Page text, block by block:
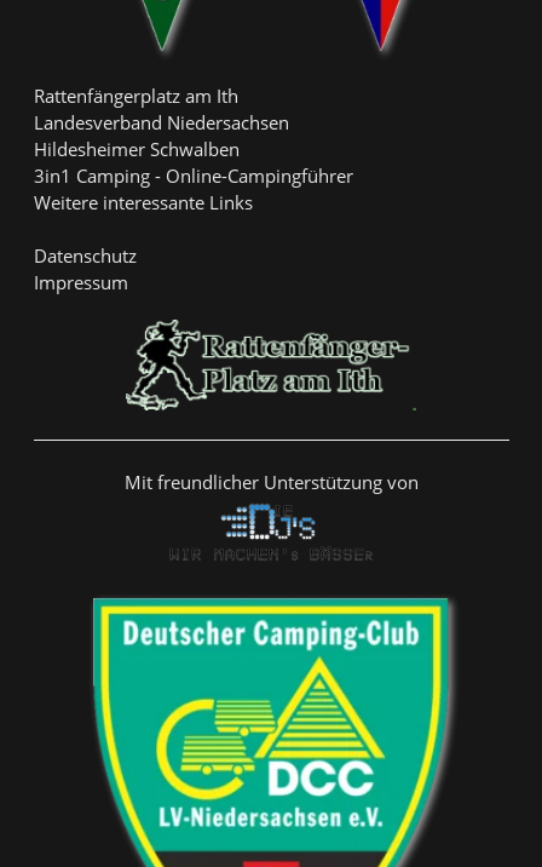
Rattenfängerplatz am Ith
Landesverband Niedersachsen
Hildesheimer Schwalben
3in1 Camping - Online-Campingführer
Weitere interessante Links
Datenschutz
Impressum
Mit freundlicher Unterstützung von